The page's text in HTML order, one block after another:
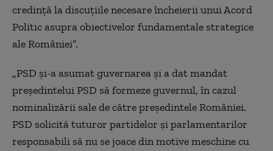
credinţă la discuţiile necesare încheierii unui Acord
Politic asupra obiectivelor fundamentale strategice
ale României”.
„PSD şi-a asumat guvernarea şi a dat mandat
preşedintelui PSD să formeze guvernul, în cazul
nominalizării sale de către preşedintele României.
PSD solicită tuturor partidelor şi parlamentarilor
responsabili să nu se joace din motive meschine cu